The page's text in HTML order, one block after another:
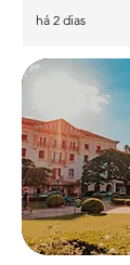
há 2 dias